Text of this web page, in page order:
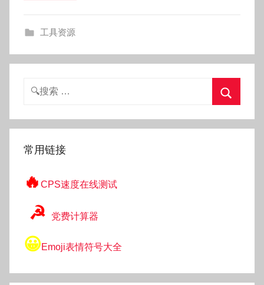
工具资源
搜
索
常用链接
🔥 CPS速度在线测试
☭ 党费计算器
😀Emoji表情符号大全